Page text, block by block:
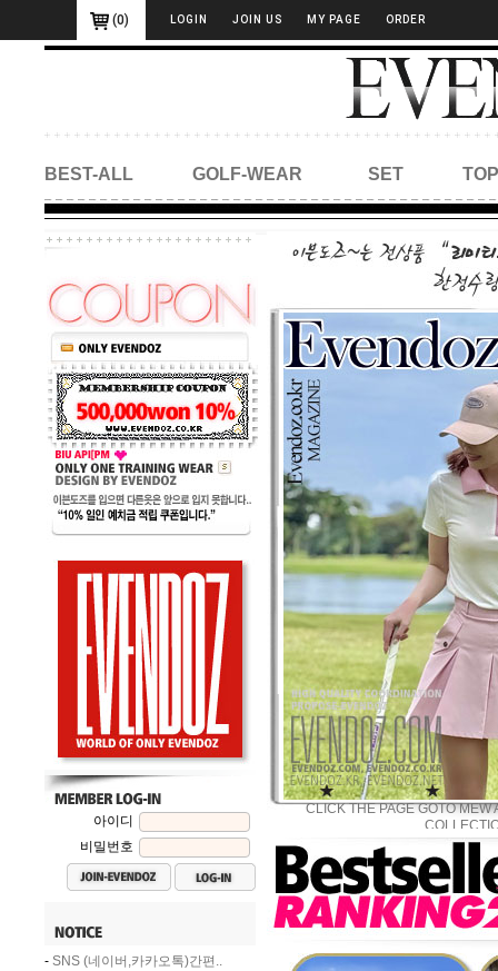
(0) LOGIN JOIN US MY PAGE ORDER
BEST-ALL GOLF-WEAR SET TOP
아이디
비밀번호
- SNS (네이버,카카오톡)간편..
CLICK THE PAGE GOTO MEW